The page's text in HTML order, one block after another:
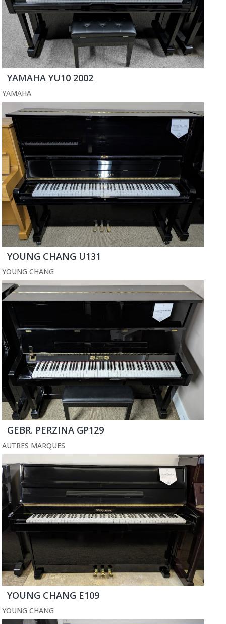
YAMAHA YU10 2002
YAMAHA
YOUNG CHANG U131
YOUNG CHANG
GEBR. PERZINA GP129
AUTRES MARQUES
YOUNG CHANG E109
YOUNG CHANG